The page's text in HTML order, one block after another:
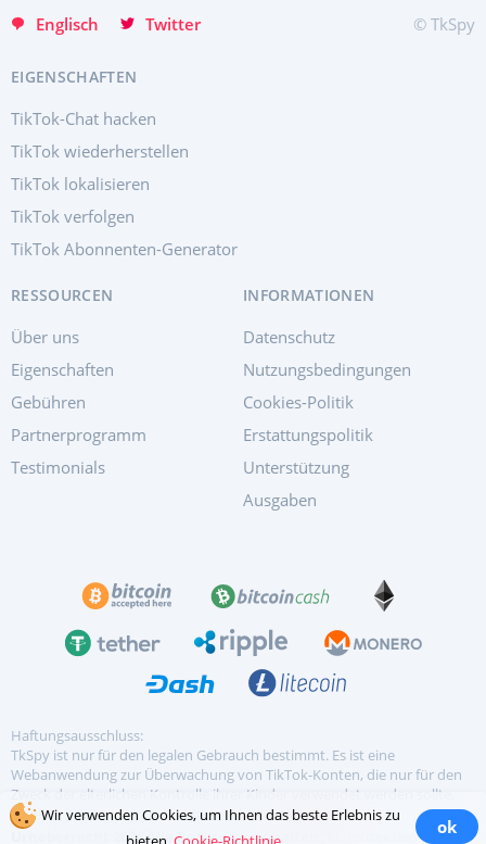
Englisch Twitter © TkSpy
EIGENSCHAFTEN
TikTok-Chat hacken
TikTok wiederherstellen
TikTok lokalisieren
TikTok verfolgen
TikTok Abonnenten-Generator
RESSOURCEN
Über uns
Eigenschaften
Gebühren
Partnerprogramm
Testimonials
INFORMATIONEN
Datenschutz
Nutzungsbedingungen
Cookies-Politik
Erstattungspolitik
Unterstützung
Ausgaben
Haftungsausschluss:
TkSpy ist nur für den legalen Gebrauch bestimmt. Es ist eine
Webanwendung zur Überwachung von TikTok-Konten, die nur für den
Zweck der elterlichen Kontrolle ihrer Kinder verwendet werden sollte,
Arbeitgeber, um Geräte zu überwachen...mehr lesen
Urheberrecht 2026 Alle Rechte vorbehalten.
Warenzeichen sind
Wir verwenden Cookies, um Ihnen das beste Erlebnis zu
ok